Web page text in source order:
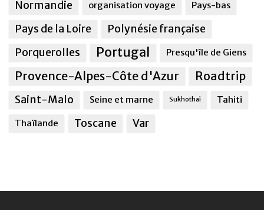
Normandie organisation voyage Pays-bas
Pays de la Loire
Polynésie française
Porquerolles
Portugal Presqu'île de Giens
Provence-Alpes-Côte d'Azur Roadtrip
Saint-Malo Seine et marne Sukhothai Tahiti
Thaïlande Toscane Var